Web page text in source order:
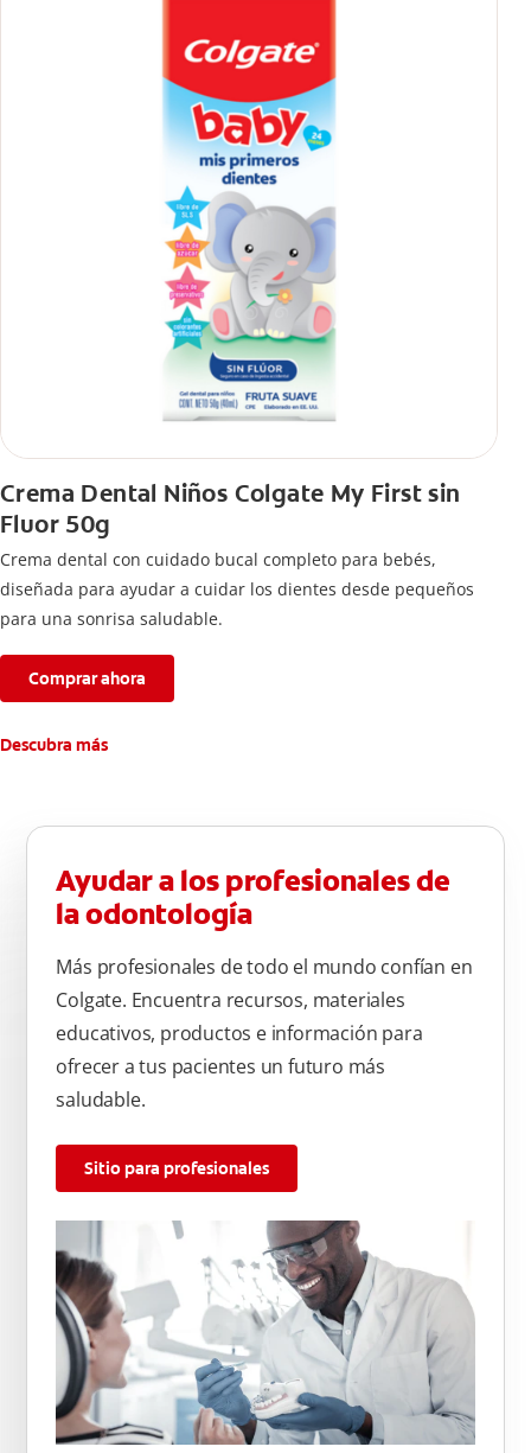
Crema Dental Niños Colgate My First sin
Fluor 50g
Crema dental con cuidado bucal completo para bebés,
diseñada para ayudar a cuidar los dientes desde pequeños
para una sonrisa saludable.
Comprar ahora
Descubra más
Ayudar a los profesionales de
la odontología
Más profesionales de todo el mundo confían en
Colgate. Encuentra recursos, materiales
educativos, productos e información para
ofrecer a tus pacientes un futuro más
saludable.
Sitio para profesionales